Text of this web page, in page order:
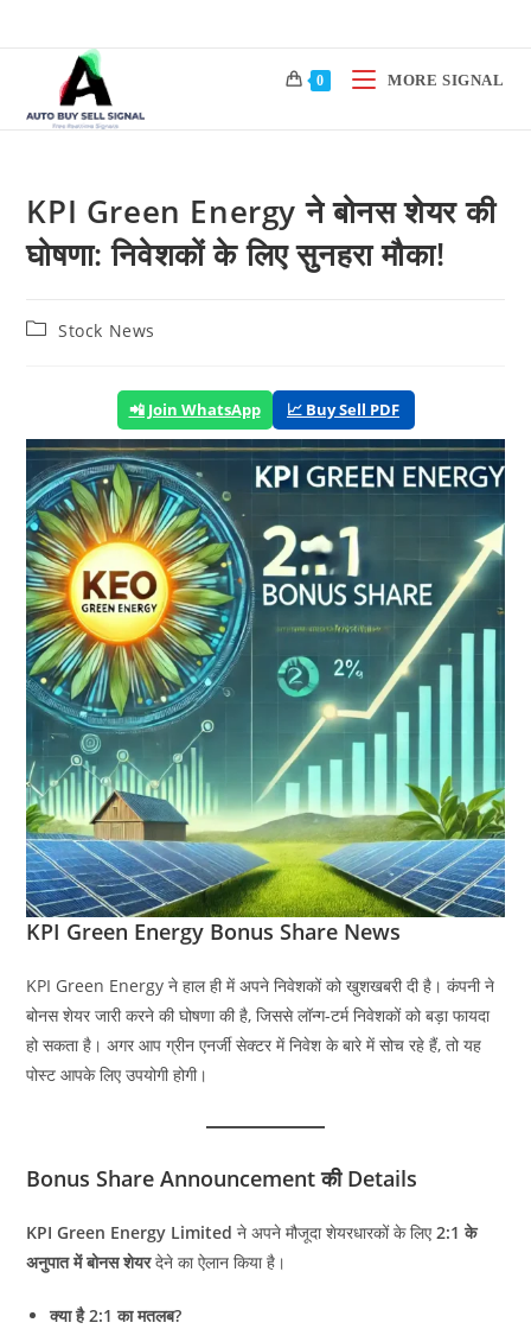
0 MORE SIGNAL
KPI Green Energy ने बोनस शेयर की
घोषणा: निवेशकों के लिए सुनहरा मौका!
PostStock News
📲 Join WhatsApp 📈 Buy Sell PDF
KPI Green Energy Bonus Share News
KPI Green Energy ने हाल ही में अपने निवेशकों को खुशखबरी दी है। कंपनी ने
बोनस शेयर जारी करने की घोषणा की है, जिससे लॉन्ग-टर्म निवेशकों को बड़ा फायदा
हो सकता है। अगर आप ग्रीन एनर्जी सेक्टर में निवेश के बारे में सोच रहे हैं, तो यह
पोस्ट आपके लिए उपयोगी होगी।
Bonus Share Announcement की Details
KPI Green Energy Limited ने अपने मौजूदा शेयरधारकों के लिए2:1 के
अनुपात में बोनस शेयरदेने का ऐलान किया है।
क्या है 2:1 का मतलब?